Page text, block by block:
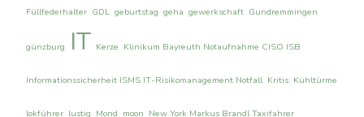
Füllfederhalter GDL geburtstag geha gewerkschaft Gundremmingen
günzburg IT Kerze Klinikum Bayreuth Notaufnahme CISO ISB
Informationssicherheit ISMS IT-Risikomanagement Notfall Kritis Kühltürme
lokführer lustig Mond moon New York Markus Brandl Taxifahrer